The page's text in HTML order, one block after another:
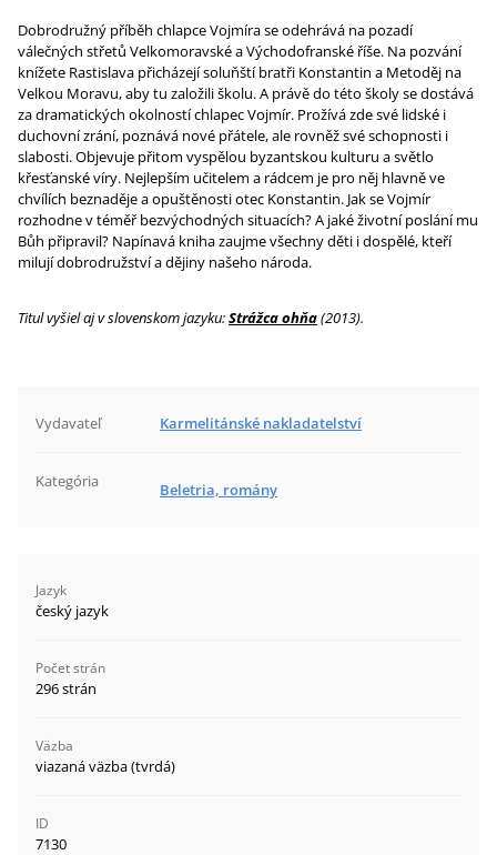
Dobrodružný příběh chlapce Vojmíra se odehrává na pozadí
válečných střetů Velkomoravské a Východofranské říše. Na pozvání
knížete Rastislava přicházejí soluňští bratři Konstantin a Metoděj na
Velkou Moravu, aby tu založili školu. A právě do této školy se dostává
za dramatických okolností chlapec Vojmír. Prožívá zde své lidské i
duchovní zrání, poznává nové přátele, ale rovněž své schopnosti i
slabosti. Objevuje přitom vyspělou byzantskou kulturu a světlo
křesťanské víry. Nejlepším učitelem a rádcem je pro něj hlavně ve
chvílích beznaděje a opuštěnosti otec Konstantin. Jak se Vojmír
rozhodne v téměř bezvýchodných situacích? A jaké životní poslání mu
Bůh připravil? Napínavá kniha zaujme všechny děti i dospělé, kteří
milují dobrodružství a dějiny našeho národa.
Titul vyšiel aj v slovenskom jazyku:Strážca ohňa(2013).
Vydavateľ Karmelitánské nakladatelství
Kategória Beletria, romány
Jazyk
český jazyk
Počet strán
296 strán
Väzba
viazaná väzba (tvrdá)
ID
7130